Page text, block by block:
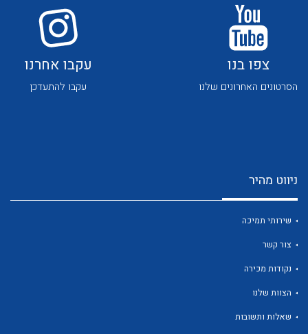
לכל מוצרי היצרן לכל מוצרי היצרן
צפו בנו
הסרטונים האחרונים שלנו
עקבו אחרנו
עקבו להתעדכן
ניווט מהיר
שירותי תמיכה
צור קשר
נקודות מכירה
הצוות שלנו
שאלות ותשובות